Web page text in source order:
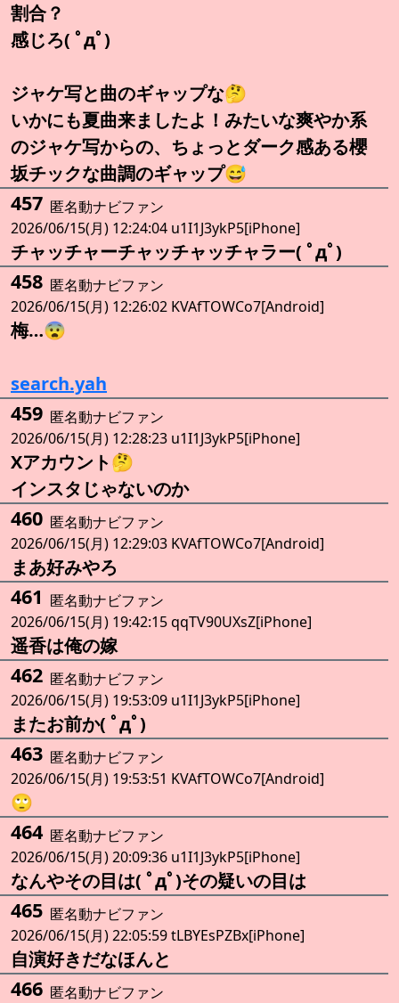
割合？
感じろ( ﾟдﾟ)
ジャケ写と曲のギャップな🤔
いかにも夏曲来ましたよ！みたいな爽やか系
のジャケ写からの、ちょっとダーク感ある櫻
坂チックな曲調のギャップ😅
457 匿名動ナビファン
2026/06/15(月) 12:24:04 u1I1J3ykP5[iPhone]
チャッチャーチャッチャッチャラー( ﾟдﾟ)
458 匿名動ナビファン
2026/06/15(月) 12:26:02 KVAfTOWCo7[Android]
梅…😨
search.yah
459 匿名動ナビファン
2026/06/15(月) 12:28:23 u1I1J3ykP5[iPhone]
Xアカウント🤔
インスタじゃないのか
460 匿名動ナビファン
2026/06/15(月) 12:29:03 KVAfTOWCo7[Android]
まあ好みやろ
461 匿名動ナビファン
2026/06/15(月) 19:42:15 qqTV90UXsZ[iPhone]
遥香は俺の嫁
462 匿名動ナビファン
2026/06/15(月) 19:53:09 u1I1J3ykP5[iPhone]
またお前か( ﾟдﾟ)
463 匿名動ナビファン
2026/06/15(月) 19:53:51 KVAfTOWCo7[Android]
🙄
464 匿名動ナビファン
2026/06/15(月) 20:09:36 u1I1J3ykP5[iPhone]
なんやその目は( ﾟдﾟ)その疑いの目は
465 匿名動ナビファン
2026/06/15(月) 22:05:59 tLBYEsPZBx[iPhone]
自演好きだなほんと
466 匿名動ナビファン